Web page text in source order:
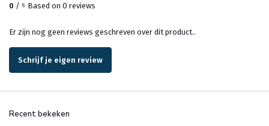
0 / 5 Based on 0 reviews
Er zijn nog geen reviews geschreven over dit product..
Schrijf je eigen review
Recent bekeken